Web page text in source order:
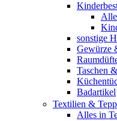
sonstige
Gewürze
Taschen
Badartikel
Textilien &
Alles in